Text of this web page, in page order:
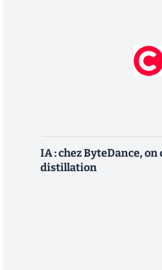
IA : chez ByteDance, on
distillation